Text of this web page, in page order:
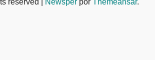
reserved
Newsper por Themeansar.